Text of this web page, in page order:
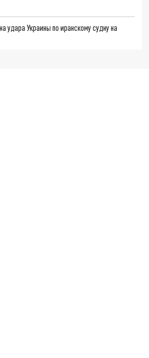
удара Украины по иранскому судну на